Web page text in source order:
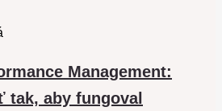
Management:
tak, aby fungoval